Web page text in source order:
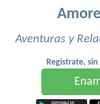
Aventuras y
Registrate,